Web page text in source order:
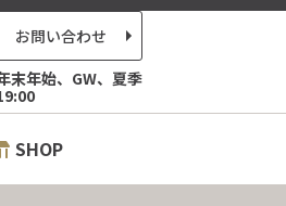
お問い合わせ
末年始、GW、夏季
SHOP